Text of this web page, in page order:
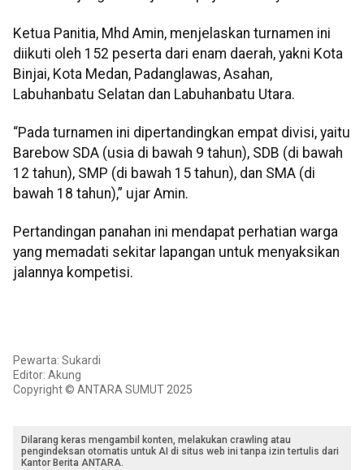
Ketua Panitia, Mhd Amin, menjelaskan turnamen ini
diikuti oleh 152 peserta dari enam daerah, yakni Kota
Binjai, Kota Medan, Padanglawas, Asahan,
Labuhanbatu Selatan dan Labuhanbatu Utara.
“Pada turnamen ini dipertandingkan empat divisi, yaitu
Barebow SDA (usia di bawah 9 tahun), SDB (di bawah
12 tahun), SMP (di bawah 15 tahun), dan SMA (di
bawah 18 tahun),” ujar Amin.
Pertandingan panahan ini mendapat perhatian warga
yang memadati sekitar lapangan untuk menyaksikan
jalannya kompetisi.
Pewarta: Sukardi
Editor: Akung
Copyright © ANTARA SUMUT 2025
Dilarang keras mengambil konten, melakukan crawling atau
pengindeksan otomatis untuk AI di situs web ini tanpa izin tertulis dari
Kantor Berita ANTARA.